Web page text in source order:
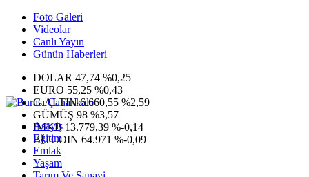
Foto Galeri
Videolar
Canlı Yayın
Günün Haberleri
DOLAR 47,74 %0,25
EURO 55,25 %0,43
G.ALTIN6.660,55 %2,59
GÜMÜŞ 98 %3,57
IMKB 13.779,39 %-0,14
BITCOIN 64.971 %-0,09
Asayiş
Eğitim
Emlak
Yaşam